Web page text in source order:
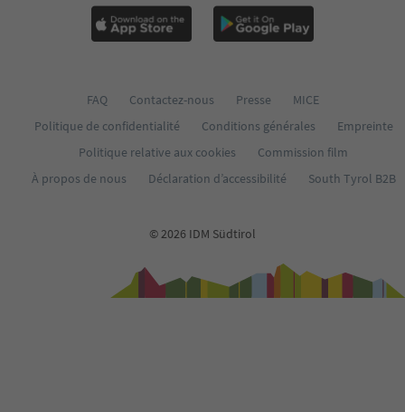
FAQ Contactez-nous Presse
MICE
Politique de confidentialité
Conditions générales
Empreinte
Politique relative aux cookies
Commission film
À propos de nous
Déclaration d’accessibilité South Tyrol B2B
© 2026 IDM Südtirol